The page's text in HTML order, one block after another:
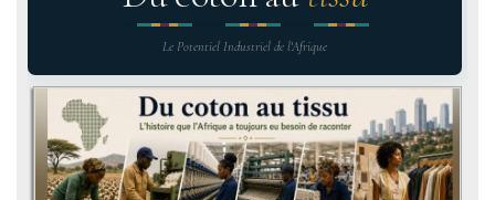
Le Potentiel Industriel de l'Afrique